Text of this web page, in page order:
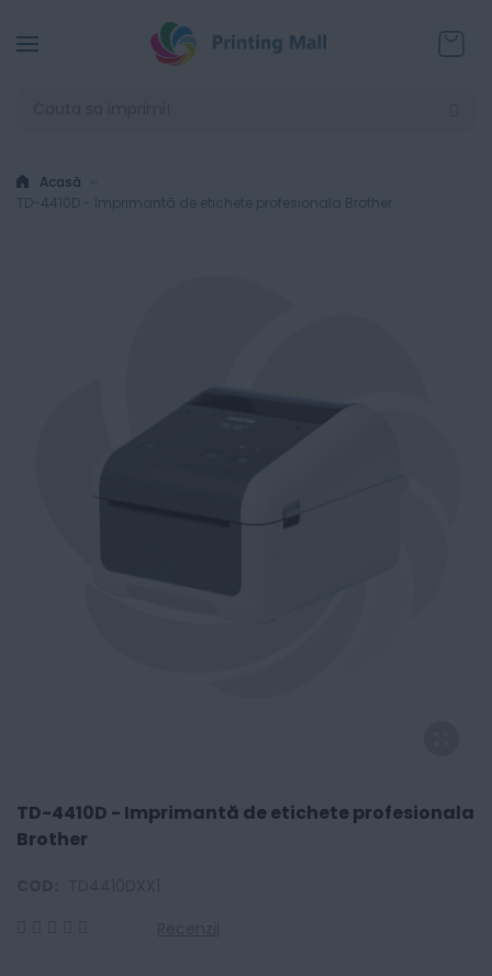
Acasă
TD-4410D - Imprimantă de etichete profesionala Brother
TD-4410D - Imprimantă de etichete profesionala
Brother